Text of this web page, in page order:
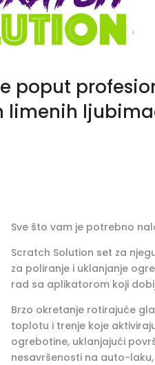
poput
limenih
Sve što vam je potrebno
Scratch Solution set za
za poliranje i uklanjanje
rad sa aplikatorom koji
Brzo okretanje rotirajuće
toplotu i trenje koje
ogrebotine, uklanjajući
nesavršenosti na auto-